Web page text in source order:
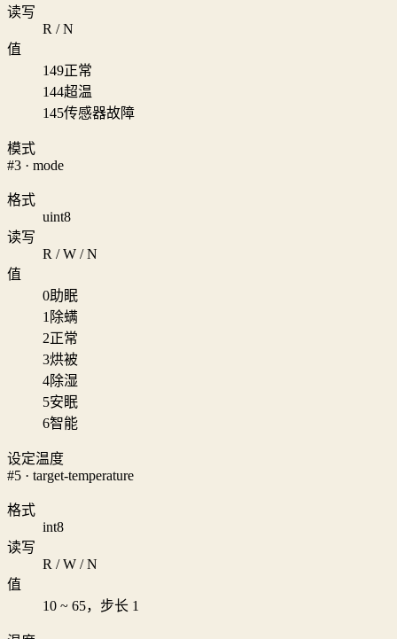
读写
R / N
值
149正常
144超温
145传感器故障
模式
#3 · mode
格式
uint8
读写
R / W / N
值
0助眠
1 除螨
2正常
3烘被
4除湿
5安眠
6智能
设定温度
#5 · target-temperature
格式
int8
读写
R / W / N
值
10 ~ 65，步长 1